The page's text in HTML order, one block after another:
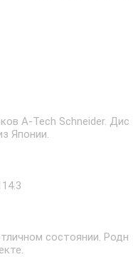
A-Tech Schneider. Дис
Японии.
состоянии. Родн